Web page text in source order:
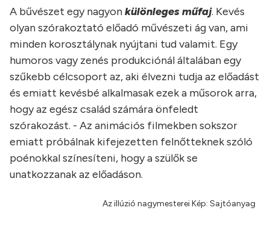
A bűvészet egy nagyonkülönleges műfaj. Kevés
olyan szórakoztató előadó művészeti ág van, ami
minden korosztálynak nyújtani tud valamit. Egy
humoros vagy zenés produkciónál általában egy
szűkebb célcsoport az, aki élvezni tudja az előadást
és emiatt kevésbé alkalmasak ezek a műsorok arra,
hogy az egész család számára önfeledt
szórakozást. - Az animációs filmekben sokszor
emiatt próbálnak kifejezetten felnőtteknek szóló
poénokkal színesíteni, hogy a szülők se
unatkozzanak az előadáson.
Az illúzió nagymesterei Kép: Sajtóanyag